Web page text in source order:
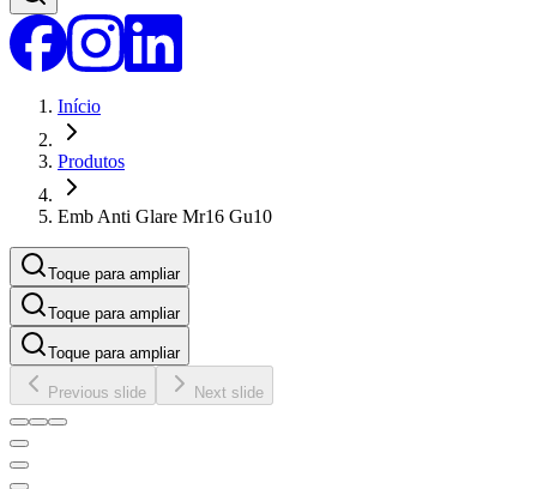
Início
Produtos
Emb Anti Glare Mr16 Gu10
Toque para ampliar
Toque para ampliar
Toque para ampliar
Previous slide Next slide